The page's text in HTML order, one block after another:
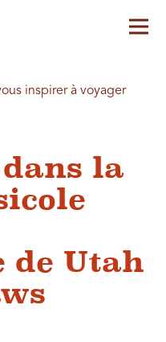
inspirer à voyager
la
de Utah